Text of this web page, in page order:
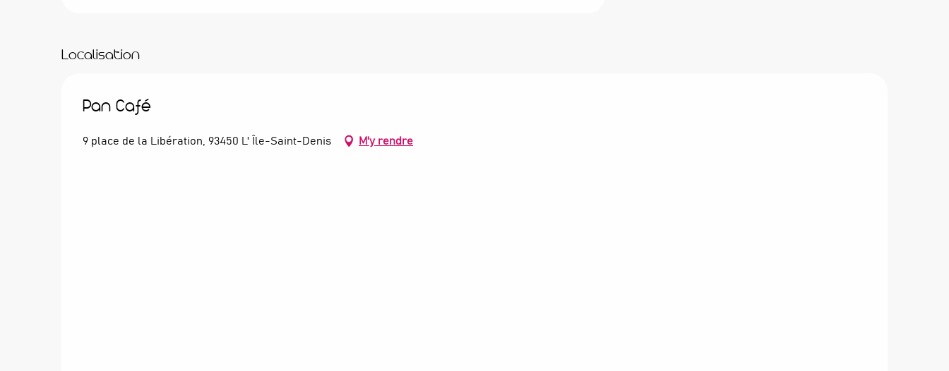
Localisation
Pan Café
9 place de la Libération, 93450 L' Île-Saint-Denis M'y rendre